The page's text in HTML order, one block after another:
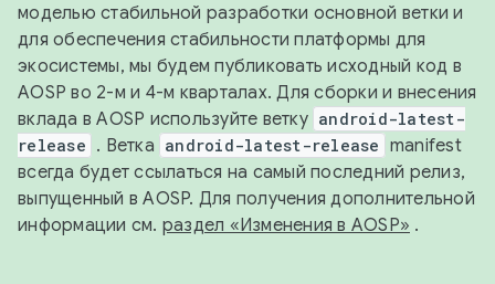
моделью стабильной разработки основной ветки и
для обеспечения стабильности платформы для
экосистемы, мы будем публиковать исходный код в
AOSP во 2-м и 4-м кварталах. Для сборки и внесения
вклада в AOSP используйте ветку android-latest-
release . Ветка android-latest-release manifest
всегда будет ссылаться на самый последний релиз,
выпущенный в AOSP. Для получения дополнительной
информации см. раздел «Изменения в AOSP» .